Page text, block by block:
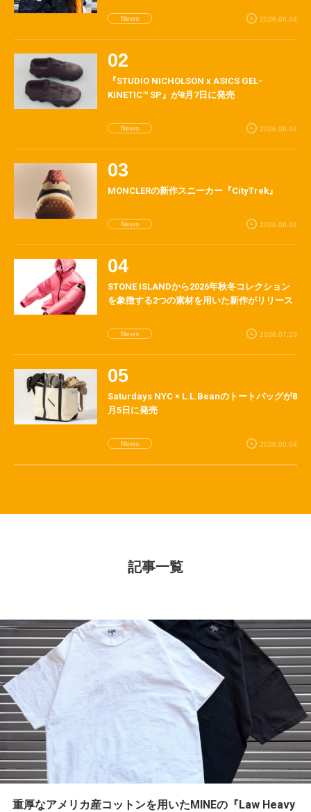
News 2026.08.04
『STUDIO NICHOLSON x ASICS GEL-
KINETIC™ SP』が8月7日に発売
News 2026.08.04
MONCLERの新作スニーカー『CityTrek』
News 2026.08.04
STONE ISLANDから2026年秋冬コレクション
を象徴する2つの素材を用いた新作がリリース
News 2026.07.29
Saturdays NYC × L.L.Beanのトートバッグが8
月5日に発売
News 2026.08.04
記事一覧
重厚なアメリカ産コットンを用いたMINEの『Law Heavy